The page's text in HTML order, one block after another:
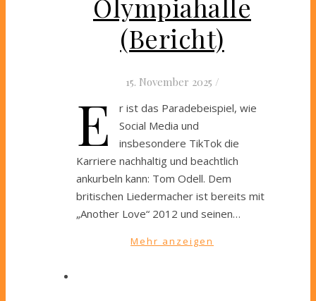
Olympiahalle
(Bericht)
15. November 2025 /
E
r ist das Paradebeispiel, wie
Social Media und
insbesondere TikTok die
Karriere nachhaltig und beachtlich
ankurbeln kann: Tom Odell. Dem
britischen Liedermacher ist bereits mit
„Another Love“ 2012 und seinen…
Mehr anzeigen